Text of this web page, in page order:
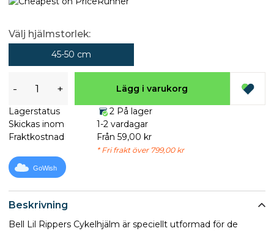
Beskrivning
Bell Lil Rippers Cykelhjälm är speciellt utformad för de
Välj hjälmstorlek:
45-50 cm
- + Lägg i varukorg
Lagerstatus
2 På lager
Skickas inom
1-2 vardagar
Fraktkostnad
Från 59,00 kr
* Fri frakt över 799,00 kr
GoWish